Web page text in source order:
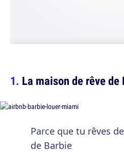
La maison de rêve
Parce que tu rêves
de Barbie